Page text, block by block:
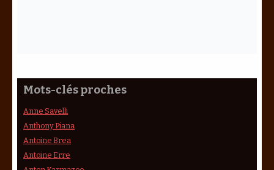
Mots-clés proches
Anne Savelli
Anthony Piana
Antoine Brea
Antoine Erre